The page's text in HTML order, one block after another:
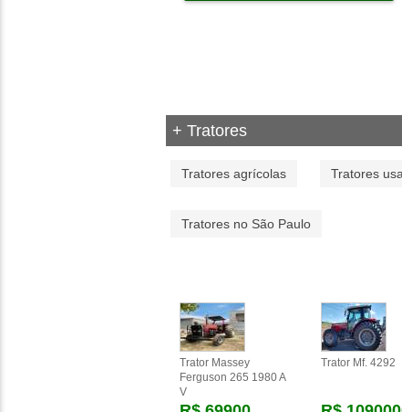
+ Tratores
Tratores agrícolas Tratores
Tratores no São Paulo
Trator Massey
Ferguson 265 1980 A
V
Trator Mf. 4292